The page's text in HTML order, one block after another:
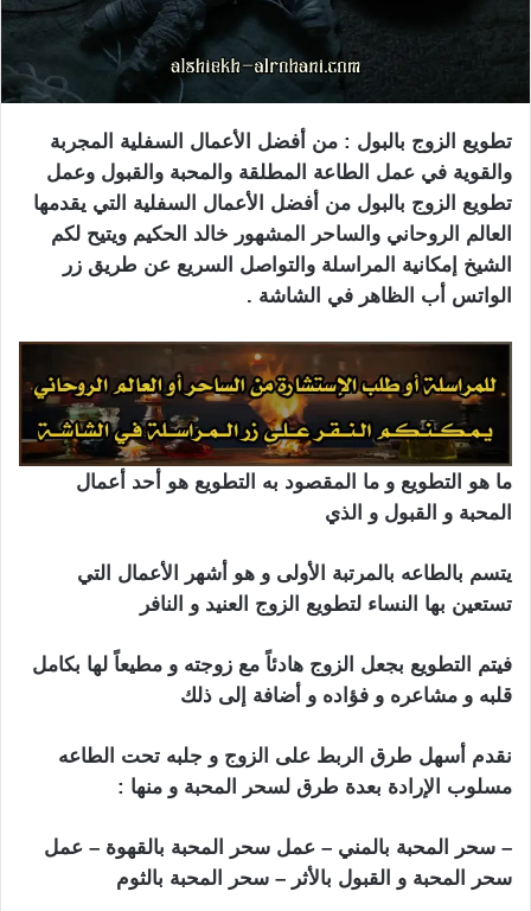
تطويع الزوج بالبول : من أفضل الأعمال السفلية المجربة
والقوية في عمل الطاعة المطلقة والمحبة والقبول وعمل
تطويع الزوج بالبول من أفضل الأعمال السفلية التي يقدمها
العالم الروحاني والساحر المشهور خالد الحكيم ويتيح لكم
الشيخ إمكانية المراسلة والتواصل السريع عن طريق زر
الواتس أب الظاهر في الشاشة .
ما هو التطويع و ما المقصود به التطويع هو أحد أعمال
المحبة و القبول و الذي
يتسم بالطاعه بالمرتبة الأولى و هو أشهر الأعمال التي
تستعين بها النساء لتطويع الزوج العنيد و النافر
فيتم التطويع بجعل الزوج هادئاً مع زوجته و مطيعاً لها بكامل
قلبه و مشاعره و فؤاده و أضافة إلى ذلك
نقدم أسهل طرق الربط على الزوج و جلبه تحت الطاعه
مسلوب الإرادة بعدة طرق لسحر المحبة و منها :
– سحر المحبة بالمني – عمل سحر المحبة بالقهوة – عمل
سحر المحبة و القبول بالأثر – سحر المحبة بالثوم